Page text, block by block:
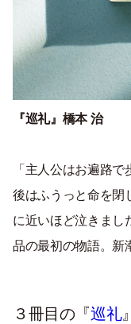
『巡礼』 橋本 治
「主人公はお遍路
後はふうっと命を閉
に近いほど泣きまし
品の最初の物語。新
３冊目の『巡礼